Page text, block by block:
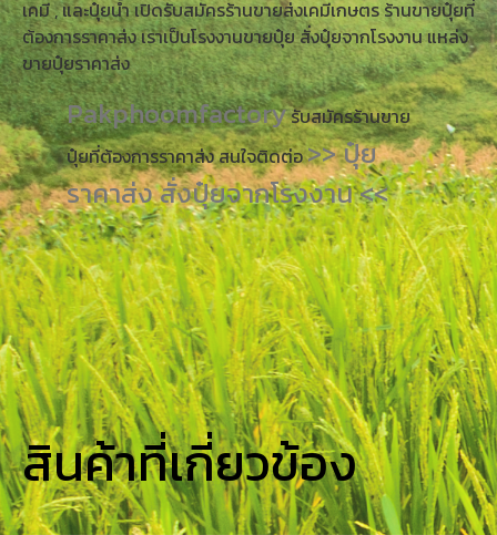
เคมี , และปุ๋ยน้ำ เปิดรับสมัครร้านขายส่งเคมีเกษตร ร้านขายปุ๋ยที่
ต้องการราคาส่ง เราเป็นโรงงานขายปุ๋ย สั่งปุ๋ยจากโรงงาน แหล่ง
ขายปุ๋ยราคาส่ง
Pakphoomfactoryรับสมัครร้านขาย
ปุ๋ยที่ต้องการราคาส่ง สนใจติดต่อ>> ปุ๋ย
ราคาส่ง สั่งปุ๋ยจากโรงงาน <<
สินค้าที่เกี่ยวข้อง